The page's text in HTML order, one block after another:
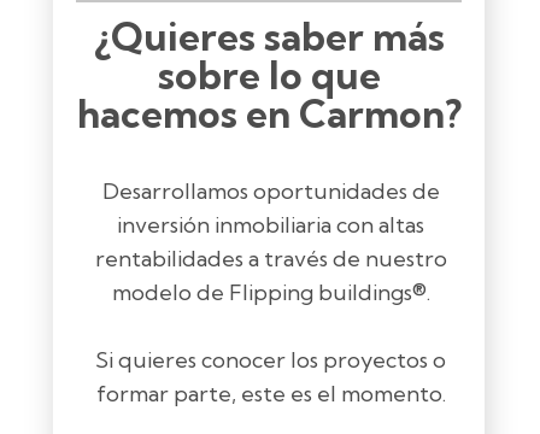
¿Quieres saber más
sobre lo que
hacemos en Carmon?
Desarrollamos oportunidades de
inversión inmobiliaria con altas
rentabilidades a través de nuestro
modelo de Flipping buildings®.
Si quieres conocer los proyectos o
formar parte, este es el momento.